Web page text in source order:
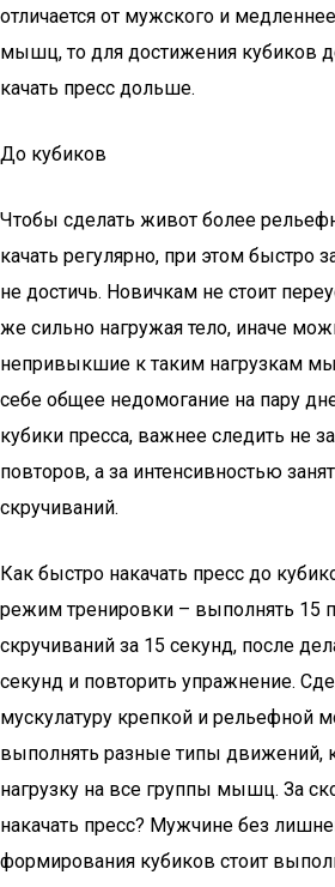
отличается от мужского и
мышц, то для достижения кубиков
качать пресс дольше.
До кубиков
Чтобы сделать живот более
качать регулярно, при этом быстро
не достичь. Новичкам не стоит
же сильно нагружая тело, иначе
непривыкшие к таким нагрузкам
себе общее недомогание на пару
кубики пресса, важнее следить не
повторов, а за интенсивностью
скручиваний.
Как быстро накачать пресс до
режим тренировки – выполнять 15
скручиваний за 15 секунд, после
секунд и повторить упражнение.
мускулатуру крепкой и рельефной
выполнять разные типы движений,
нагрузку на все группы мышц. За
накачать пресс? Мужчине без
формирования кубиков стоит